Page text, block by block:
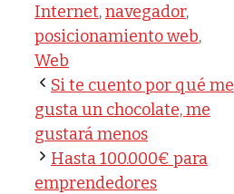
Internet,navegador,
posicionamiento web,
Web
Si te cuento por qué me
gusta un chocolate, me
gustará menos
Hasta 100.000€ para
emprendedores